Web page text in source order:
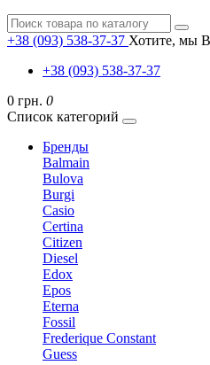
+38 (093) 538-37-37 Хотите, мы
+38 (093) 538-37-37
0 грн. 0
Список категорий
Бренды
Balmain
Bulova
Burgi
Casio
Certina
Citizen
Diesel
Edox
Epos
Eterna
Fossil
Frederique Constant
Guess